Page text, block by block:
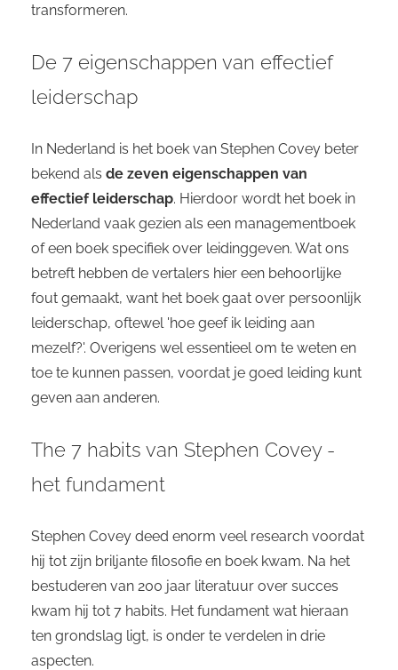
transformeren.
De 7 eigenschappen van effectief
leiderschap
In Nederland is het boek van Stephen Covey beter
bekend als de zeven eigenschappen van
effectief leiderschap. Hierdoor wordt het boek in
Nederland vaak gezien als een managementboek
of een boek specifiek over leidinggeven. Wat ons
betreft hebben de vertalers hier een behoorlijke
fout gemaakt, want het boek gaat over persoonlijk
leiderschap, oftewel 'hoe geef ik leiding aan
mezelf?'. Overigens wel essentieel om te weten en
toe te kunnen passen, voordat je goed leiding kunt
geven aan anderen.
The 7 habits van Stephen Covey -
het fundament
Stephen Covey deed enorm veel research voordat
hij tot zijn briljante filosofie en boek kwam. Na het
bestuderen van 200 jaar literatuur over succes
kwam hij tot 7 habits. Het fundament wat hieraan
ten grondslag ligt, is onder te verdelen in drie
aspecten.